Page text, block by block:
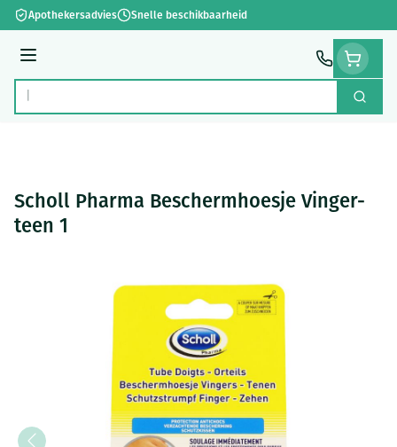
Ga naar de inhoud
Apothekersadvies Snelle beschikbaarheid
Menu
Product, merk, categorie... Zoek
Scholl Pharma Beschermhoesje Vinger-
teen 1